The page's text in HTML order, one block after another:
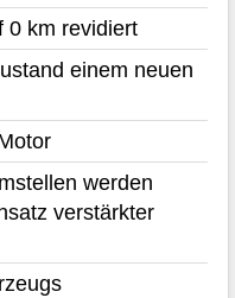
0 km revidiert
einem neuen
werden
verstärkter